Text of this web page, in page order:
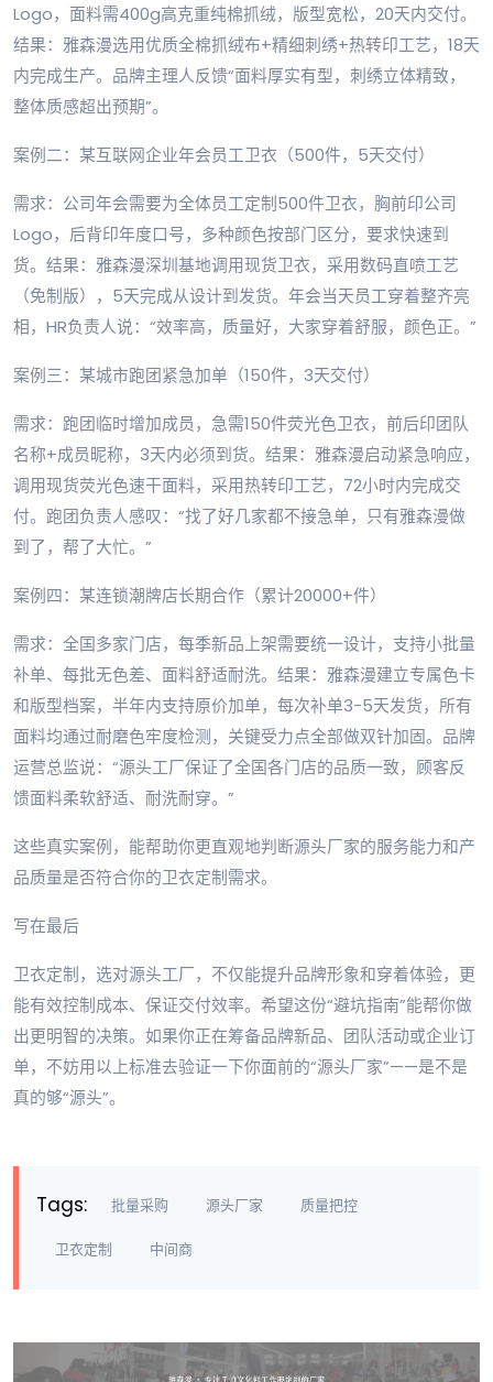
Logo，面料需400g高克重纯棉抓绒，版型宽松，20天内交付。
结果：雅森漫选用优质全棉抓绒布+精细刺绣+热转印工艺，18天
内完成生产。品牌主理人反馈“面料厚实有型，刺绣立体精致，
整体质感超出预期”。
案例二：某互联网企业年会员工卫衣（500件，5天交付）
需求：公司年会需要为全体员工定制500件卫衣，胸前印公司
Logo，后背印年度口号，多种颜色按部门区分，要求快速到
货。结果：雅森漫深圳基地调用现货卫衣，采用数码直喷工艺
（免制版），5天完成从设计到发货。年会当天员工穿着整齐亮
相，HR负责人说：“效率高，质量好，大家穿着舒服，颜色正。”
案例三：某城市跑团紧急加单（150件，3天交付）
需求：跑团临时增加成员，急需150件荧光色卫衣，前后印团队
名称+成员昵称，3天内必须到货。结果：雅森漫启动紧急响应，
调用现货荧光色速干面料，采用热转印工艺，72小时内完成交
付。跑团负责人感叹：“找了好几家都不接急单，只有雅森漫做
到了，帮了大忙。”
案例四：某连锁潮牌店长期合作（累计20000+件）
需求：全国多家门店，每季新品上架需要统一设计，支持小批量
补单、每批无色差、面料舒适耐洗。结果：雅森漫建立专属色卡
和版型档案，半年内支持原价加单，每次补单3-5天发货，所有
面料均通过耐磨色牢度检测，关键受力点全部做双针加固。品牌
运营总监说：“源头工厂保证了全国各门店的品质一致，顾客反
馈面料柔软舒适、耐洗耐穿。”
这些真实案例，能帮助你更直观地判断源头厂家的服务能力和产
品质量是否符合你的卫衣定制需求。
写在最后
卫衣定制，选对源头工厂，不仅能提升品牌形象和穿着体验，更
能有效控制成本、保证交付效率。希望这份“避坑指南”能帮你做
出更明智的决策。如果你正在筹备品牌新品、团队活动或企业订
单，不妨用以上标准去验证一下你面前的“源头厂家”——是不是
真的够“源头”。
Tags: 批量采购 源头厂家 质量把控
卫衣定制 中间商